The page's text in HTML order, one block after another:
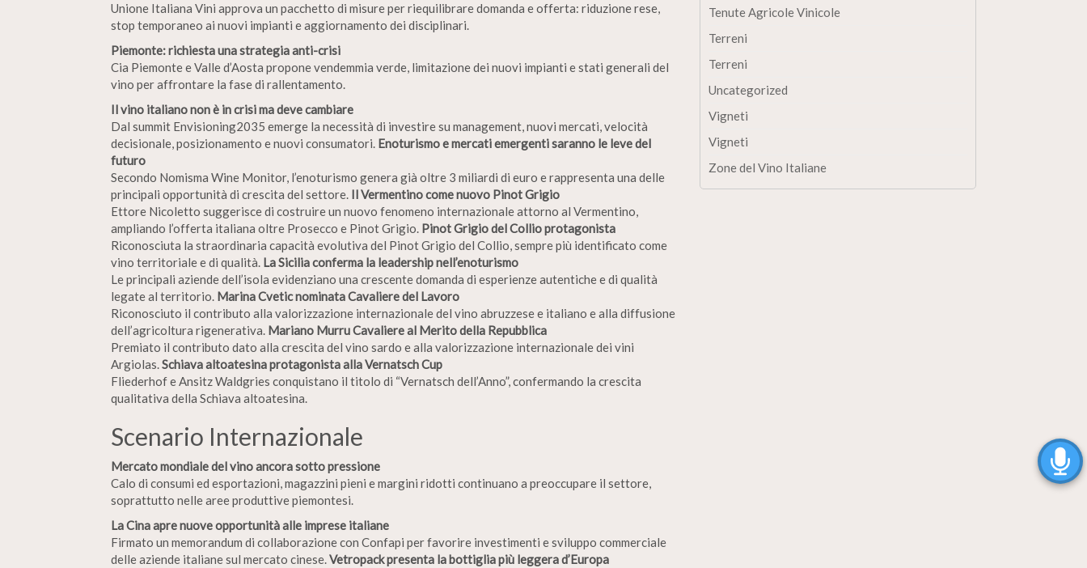
Unione Italiana Vini approva un pacchetto di misure per riequilibrare domanda e offerta: riduzione rese,
stop temporaneo ai nuovi impianti e aggiornamento dei disciplinari.
Piemonte: richiesta una strategia anti-crisi
Cia Piemonte e Valle d’Aosta propone vendemmia verde, limitazione dei nuovi impianti e stati generali del
vino per affrontare la fase di rallentamento.
Il vino italiano non è in crisi ma deve cambiare
Dal summit Envisioning2035 emerge la necessità di investire su management, nuovi mercati, velocità
decisionale, posizionamento e nuovi consumatori. Enoturismo e mercati emergenti saranno le leve del
futuro
Secondo Nomisma Wine Monitor, l’enoturismo genera già oltre 3 miliardi di euro e rappresenta una delle
principali opportunità di crescita del settore. Il Vermentino come nuovo Pinot Grigio
Ettore Nicoletto suggerisce di costruire un nuovo fenomeno internazionale attorno al Vermentino,
ampliando l’offerta italiana oltre Prosecco e Pinot Grigio. Pinot Grigio del Collio protagonista
Riconosciuta la straordinaria capacità evolutiva del Pinot Grigio del Collio, sempre più identificato come
vino territoriale e di qualità. La Sicilia conferma la leadership nell’enoturismo
Le principali aziende dell’isola evidenziano una crescente domanda di esperienze autentiche e di qualità
legate al territorio. Marina Cvetic nominata Cavaliere del Lavoro
Riconosciuto il contributo alla valorizzazione internazionale del vino abruzzese e italiano e alla diffusione
dell’agricoltura rigenerativa. Mariano Murru Cavaliere al Merito della Repubblica
Premiato il contributo dato alla crescita del vino sardo e alla valorizzazione internazionale dei vini
Argiolas.Schiava altoatesina protagonista alla Vernatsch Cup
Fliederhof e Ansitz Waldgries conquistano il titolo di “Vernatsch dell’Anno”, confermando la crescita
qualitativa della Schiava altoatesina.
Scenario Internazionale
Mercato mondiale del vino ancora sotto pressione
Calo di consumi ed esportazioni, magazzini pieni e margini ridotti continuano a preoccupare il settore,
soprattutto nelle aree produttive piemontesi.
La Cina apre nuove opportunità alle imprese italiane
Firmato un memorandum di collaborazione con Confapi per favorire investimenti e sviluppo commerciale
delle aziende italiane sul mercato cinese.Vetropack presenta la bottiglia più leggera d’Europa
Tenute Agricole Vinicole
Terreni
Terreni
Uncategorized
Vigneti
Vigneti
Zone del Vino Italiane